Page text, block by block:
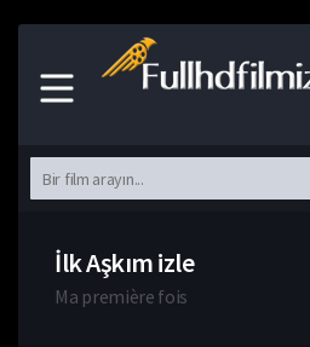
İlk Aşkım izle
Ma première fois